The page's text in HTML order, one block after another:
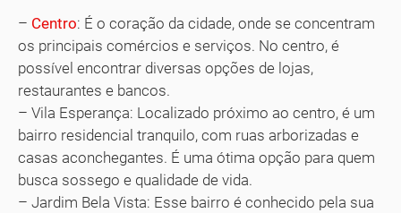
– Centro: É o coração da cidade, onde se concentram
os principais comércios e serviços. No centro, é
possível encontrar diversas opções de lojas,
restaurantes e bancos.
– Vila Esperança: Localizado próximo ao centro, é um
bairro residencial tranquilo, com ruas arborizadas e
casas aconchegantes. É uma ótima opção para quem
busca sossego e qualidade de vida.
– Jardim Bela Vista: Esse bairro é conhecido pela sua